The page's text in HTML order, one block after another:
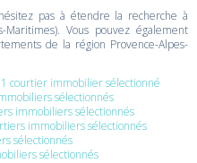
pas à étendre la recherche à
Vous pouvez également
de la région Provence-Alpes-
courtier immobilier sélectionné
sélectionnés
immobiliers sélectionnés
immobiliers sélectionnés
sélectionnés
sélectionnés